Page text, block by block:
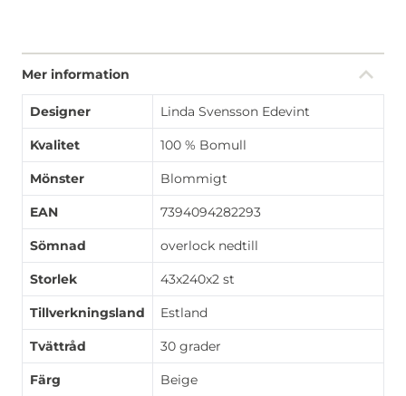
Mer information
Designer Linda Svensson Edevint
Kvalitet 100 % Bomull
Mönster Blommigt
EAN 7394094282293
Sömnad overlock nedtill
Storlek 43x240x2 st
Tillverkningsland Estland
Tvättråd 30 grader
Färg Beige